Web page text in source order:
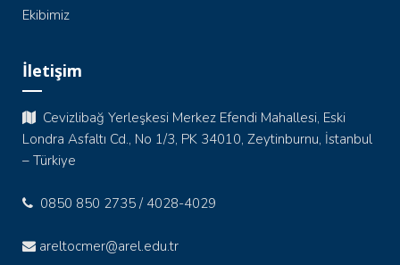
Ekibimiz
İletişim
Cevizlibağ Yerleşkesi Merkez Efendi Mahallesi, Eski
Londra Asfaltı Cd., No 1/3, PK 34010, Zeytinburnu, İstanbul
– Türkiye
0850 850 2735 / 4028-4029
areltocmer@arel.edu.tr